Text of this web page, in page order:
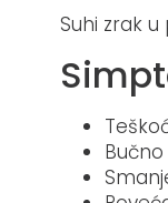
Suhi zrak